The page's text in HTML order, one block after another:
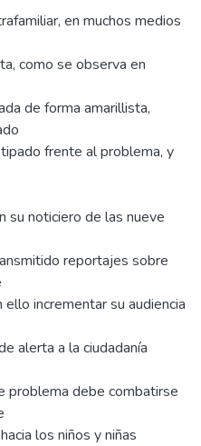
en muchos medios
como se observa en
de forma amarillista,
frente al problema, y
su noticiero de las nueve
reportajes sobre
incrementar su audiencia
alerta a la ciudadanía
problema debe combatirse
los niños y niñas